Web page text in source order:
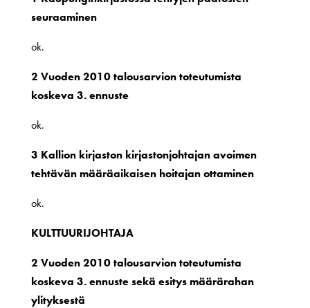
seuraaminen
ok.
2 Vuoden 2010 talousarvion toteutumista
koskeva 3. ennuste
ok.
3 Kallion kirjaston kirjastonjohtajan avoimen
tehtävän määräaikaisen hoitajan ottaminen
ok.
KULTTUURIJOHTAJA
2 Vuoden 2010 talousarvion toteutumista
koskeva 3. ennuste sekä esitys määrärahan
ylityksestä